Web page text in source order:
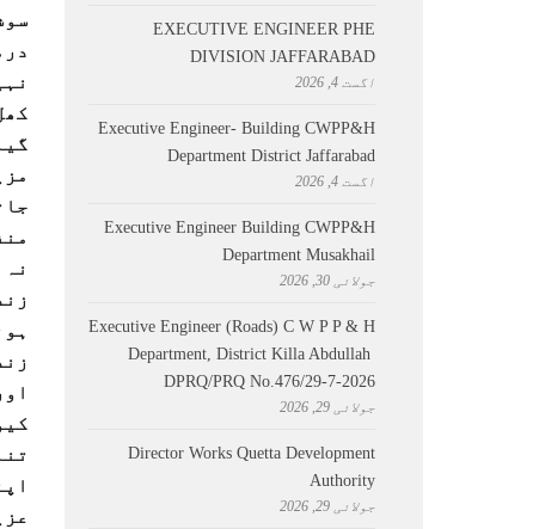
EXECUTIVE ENGINEER PHE
DIVISION JAFFARABAD
اگست 4, 2026
Executive Engineer- Building CWPP&H
Department District Jaffarabad
اگست 4, 2026
Executive Engineer Building CWPP&H
Department Musakhail
جولائی 30, 2026
Executive Engineer (Roads) C W P P & H
Department, District Killa Abdullah ​
DPRQ/PRQ No.476/29-7-2026
جولائی 29, 2026
Director Works Quetta Development
Authority
جولائی 29, 2026